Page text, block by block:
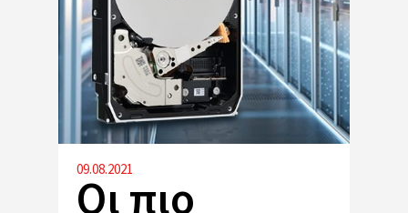
09.08.2021
Οι πιο